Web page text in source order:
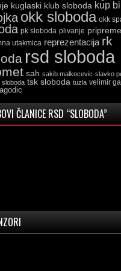
kuglaski klub sloboda kup
okk sloboda okk
pk sloboda plivanje pripreme
utakmica reprezentacija rk
rsd sloboda
sah sakib malkocevic slavko
sloboda tsk sloboda tuzla velimir
ČLANICE RSD “SLOBODA”